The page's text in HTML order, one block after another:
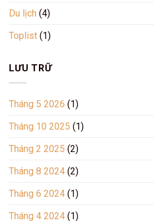
Du lịch (4)
Toplist (1)
LƯU TRỮ
Tháng 5 2026 (1)
Tháng 10 2025 (1)
Tháng 2 2025 (2)
Tháng 8 2024 (2)
Tháng 6 2024 (1)
Tháng 4 2024 (1)